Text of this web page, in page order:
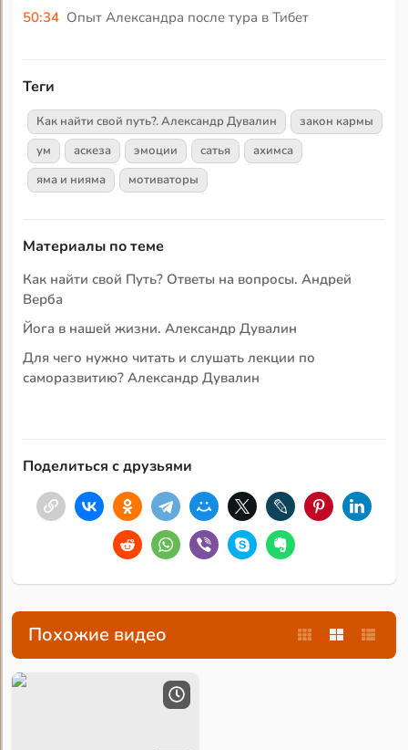
50:34 Опыт Александра после тура в Тибет
Теги
Как найти свой путь?. Александр Дувалин
закон кармы
ум
аскеза эмоции сатья
ахимса
яма и нияма
мотиваторы
Материалы по теме
Как найти свой Путь? Ответы на вопросы. Андрей
Верба
Йога в нашей жизни. Александр Дувалин
Для чего нужно читать и слушать лекции по
саморазвитию? Александр Дувалин
Поделиться с друзьями
Похожие видео